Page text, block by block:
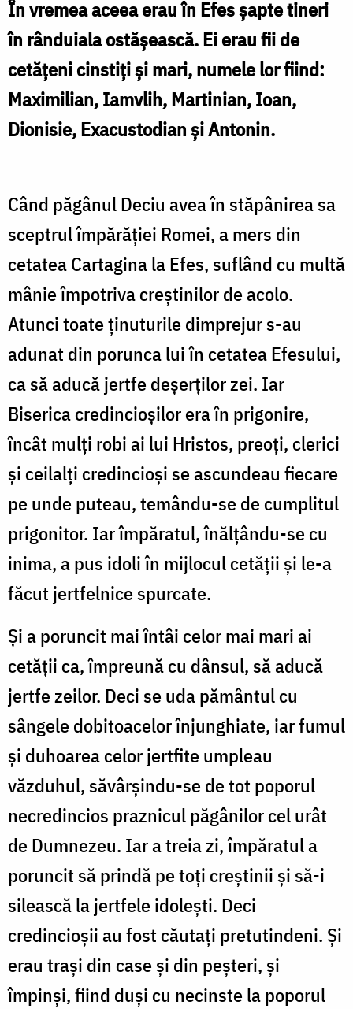
tineri
din
Efes
În vremea aceea erau în Efes șapte tineri
în rânduiala ostășească. Ei erau fii de
cetățeni cinstiți și mari, numele lor fiind:
Maximilian, Iamvlih, Martinian, Ioan,
Dionisie, Exacustodian și Antonin.
Când păgânul Deciu avea în stăpânirea sa
sceptrul împărăției Romei, a mers din
cetatea Cartagina la Efes, suflând cu multă
mânie împotriva creștinilor de acolo.
Atunci toate ținuturile dimprejur s-au
adunat din porunca lui în cetatea Efesului,
ca să aducă jertfe deșerților zei. Iar
Biserica credincioșilor era în prigonire,
încât mulți robi ai lui Hristos, preoți, clerici
și ceilalți credincioși se ascundeau fiecare
pe unde puteau, temându-se de cumplitul
prigonitor. Iar împăratul, înălțându-se cu
inima, a pus idoli în mijlocul cetății și le-a
făcut jertfelnice spurcate.
Și a poruncit mai întâi celor mai mari ai
cetății ca, împreună cu dânsul, să aducă
jertfe zeilor. Deci se uda pământul cu
sângele dobitoacelor înjunghiate, iar fumul
și duhoarea celor jertfite umpleau
văzduhul, săvârșindu-se de tot poporul
necredincios praznicul păgânilor cel urât
de Dumnezeu. Iar a treia zi, împăratul a
poruncit să prindă pe toți creștinii și să-i
silească la jertfele idolești. Deci
credincioșii au fost căutați pretutindeni. Și
erau trași din case și din peșteri, și
împinși, fiind duși cu necinste la poporul